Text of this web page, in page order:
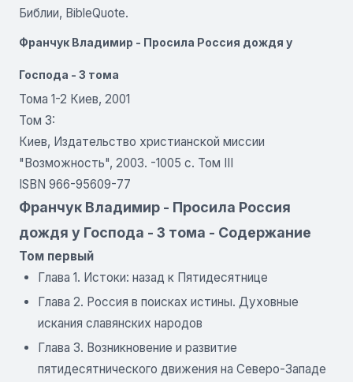
Библии, BibleQuote.
Франчук Владимир - Просила Россия дождя у
Господа - 3 тома
Тома 1-2 Киев, 2001
Том 3:
Киев, Издательство христианской миссии
"Возможность", 2003. -1005 с. Том III
ISBN 966-95609-77
Франчук Владимир - Просила Россия
дождя у Господа - 3 тома - Содержание
Том первый
Глава 1. Истоки: назад к Пятидесятнице
Глава 2. Россия в поисках истины. Духовные
искания славянских народов
Глава 3. Возникновение и развитие
пятидесятнического движения на Северо-Западе